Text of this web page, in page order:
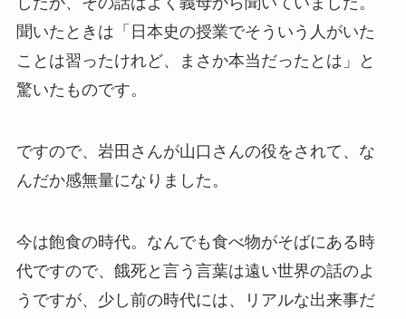
聞いたときは「日本史の授業でそういう人がいた
ことは習ったけれど、まさか本当だったとは」と
驚いたものです。
ですので、岩田さんが山口さんの役をされて、な
んだか感無量になりました。
今は飽食の時代。なんでも食べ物がそばにある時
代ですので、餓死と言う言葉は遠い世界の話のよ
うですが、少し前の時代には、リアルな出来事だ